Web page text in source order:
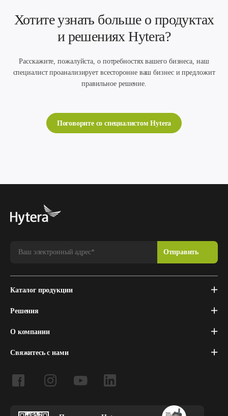
Хотите узнать больше о продуктах
и решениях Hytera?
Расскажите, пожалуйста, о потребностях вашего бизнеса, наш
специалист проанализирует всесторонне ваш бизнес и предложит
правильное решение.
Поговорите со специалистом Hytera
Каталог продукции
Решения
О компании
Свяжитесь с нами